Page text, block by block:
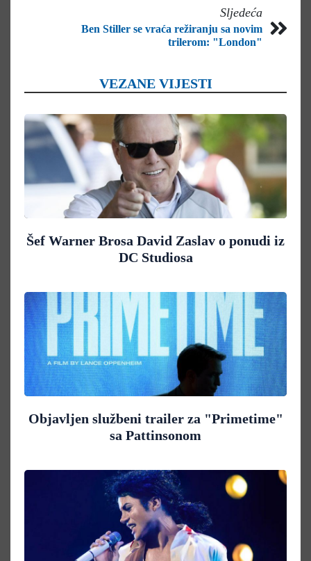
Sljedeća
Ben Stiller se vraća režiranju sa novim
trilerom: "London"
VEZANE VIJESTI
Šef Warner Brosa David Zaslav o ponudi iz
DC Studiosa
Objavljen službeni trailer za "Primetime"
sa Pattinsonom